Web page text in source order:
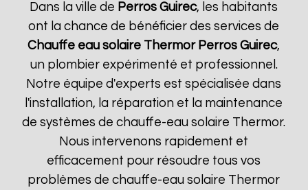
Dans la ville de Perros Guirec, les habitants
ont la chance de bénéficier des services de
Chauffe eau solaire Thermor Perros Guirec,
un plombier expérimenté et professionnel.
Notre équipe d'experts est spécialisée dans
l'installation, la réparation et la maintenance
de systèmes de chauffe-eau solaire Thermor.
Nous intervenons rapidement et
efficacement pour résoudre tous vos
problèmes de chauffe-eau solaire Thermor